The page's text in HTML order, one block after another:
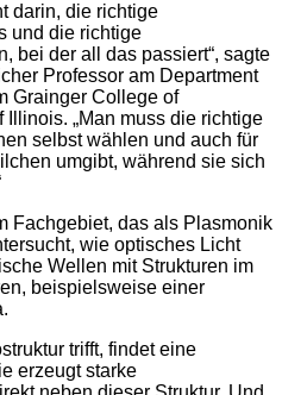
darin, die richtige
und die richtige
bei der all das passiert“, sagte
Professor am Department
Grainger College of
„Man muss die richtige
selbst wählen und auch für
umgibt, während sie sich
Fachgebiet, das als Plasmonik
wie optisches Licht
Wellen mit Strukturen im
beispielsweise einer
trifft, findet eine
erzeugt starke